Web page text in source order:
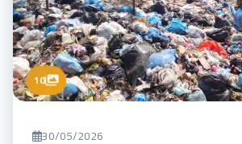
10
30/05/2026